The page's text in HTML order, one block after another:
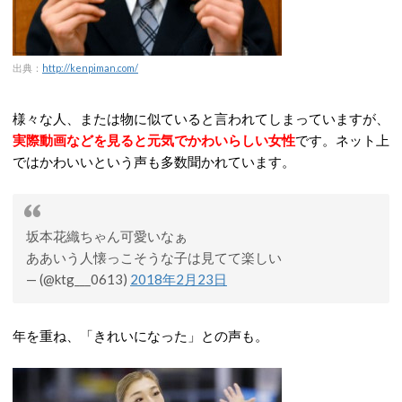
出典： http://kenpiman.com/
様々な人、または物に似ていると言われてしまっていますが、
実際動画などを見ると元気でかわいらしい女性です。ネット上
ではかわいいという声も多数聞かれています。
坂本花織ちゃん可愛いなぁ
ああいう人懐っこそうな子は見てて楽しい
— (@ktg___0613) 2018年2月23日
年を重ね、「きれいになった」との声も。